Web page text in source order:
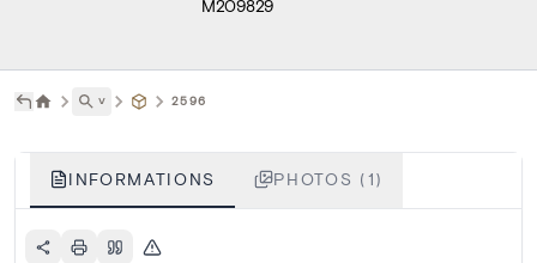
M209829
˅ 2596
INFORMATIONS PHOTOS (1)